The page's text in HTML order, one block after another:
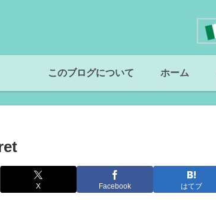
このブログについて ホーム
X Facebook はてブ